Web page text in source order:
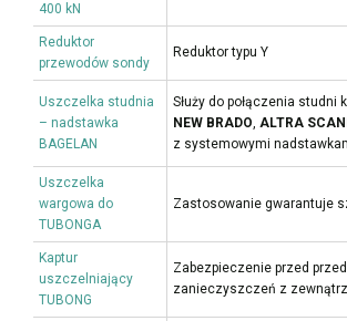
400 kN
Reduktor
przewodów sondy
Reduktor typu Y
Uszczelka studnia
– nadstawka
BAGELAN
Służy do połączenia studni
NEW BRADO, ALTRA
z systemowymi
Uszczelka
wargowa do
TUBONGA
Zastosowanie gwarantuje
Kaptur
uszczelniający
TUBONG
Zabezpieczenie przed
zanieczyszczeń z zewnątrz